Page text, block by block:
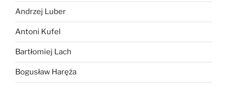
Andrzej Luber
Antoni Kufel
Bartłomiej Lach
Bogusław Haręża